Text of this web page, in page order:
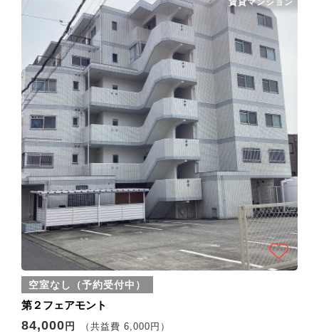
空室なし（予約受付中）
第２フェアモント
84,000 円 （共益費 6,000円）
賃貸マンション